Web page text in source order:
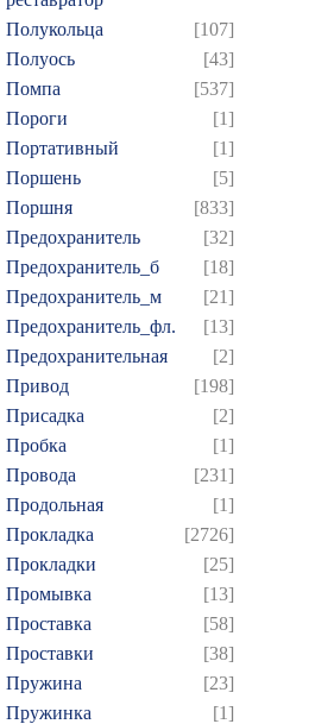
Полукольца
[107]
Полуось
[43]
Помпа
[537]
Пороги
[1]
Портативный
[1]
Поршень
[5]
Поршня
[833]
Предохранитель
[32]
Предохранитель_б
[18]
Предохранитель_м
[21]
Предохранитель_фл.
[13]
Предохранительная
[2]
Привод
[198]
Присадка
[2]
Пробка
[1]
Провода
[231]
Продольная
[1]
Прокладка
[2726]
Прокладки
[25]
Промывка
[13]
Проставка
[58]
Проставки
[38]
Пружина
[23]
Пружинка
[1]